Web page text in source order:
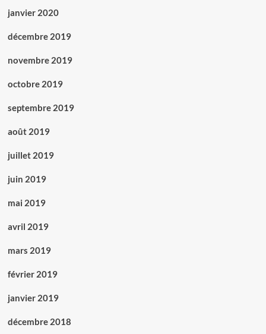
janvier 2020
décembre 2019
novembre 2019
octobre 2019
septembre 2019
août 2019
juillet 2019
juin 2019
mai 2019
avril 2019
mars 2019
février 2019
janvier 2019
décembre 2018